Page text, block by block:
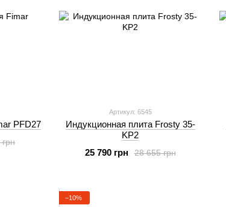
PFD27
Артикул: 6545
Индукционная плита Frosty 35-
KP2
28 655 грн
25 790 грн
−10%